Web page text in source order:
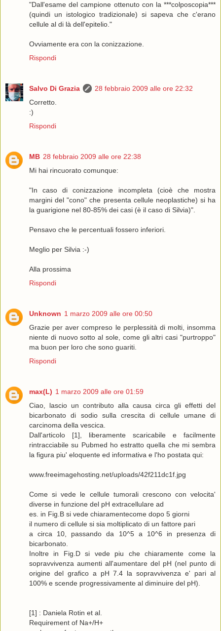
"Dall'esame del campione ottenuto con la ***colposcopia***
(quindi un istologico tradizionale) si sapeva che c'erano
cellule al di là dell'epitelio."
Ovviamente era con la conizzazione.
Rispondi
Salvo Di Grazia
28 febbraio 2009 alle ore 22:32
Corretto.
:)
Rispondi
MB 28 febbraio 2009 alle ore 22:38
Mi hai rincuorato comunque:
"In caso di conizzazione incompleta (cioè che mostra
margini del "cono" che presenta cellule neoplastiche) si ha
la guarigione nel 80-85% dei casi (è il caso di Silvia)".
Pensavo che le percentuali fossero inferiori.
Meglio per Silvia :-)
Alla prossima
Rispondi
Unknown 1 marzo 2009 alle ore 00:50
Grazie per aver compreso le perplessità di molti, insomma
niente di nuovo sotto al sole, come gli altri casi "purtroppo"
ma buon per loro che sono guariti.
Rispondi
max(L) 1 marzo 2009 alle ore 01:59
Ciao, lascio un contributo alla causa circa gli effetti del
bicarbonato di sodio sulla crescita di cellule umane di
carcinoma della vescica.
Dall'articolo [1], liberamente scaricabile e facilmente
rintracciabile su Pubmed ho estratto quella che mi sembra
la figura piu' eloquente ed informativa e l'ho postata qui:
www.freeimagehosting.net/uploads/42f211dc1f.jpg
Come si vede le cellule tumorali crescono con velocita'
diverse in funzione del pH extracellulare ad
es. in Fig.B si vede chiaramentecome dopo 5 giorni
il numero di cellule si sia moltiplicato di un fattore pari
a circa 10, passando da 10^5 a 10^6 in presenza di
bicarbonato.
Inoltre in Fig.D si vede piu che chiaramente come la
sopravvivenza aumenti all'aumentare del pH (nel punto di
origine del grafico a pH 7.4 la sopravvivenza e' pari al
100% e scende progressivamente al diminuire del pH).
[1] : Daniela Rotin et al.
Requirement of Na+/H+